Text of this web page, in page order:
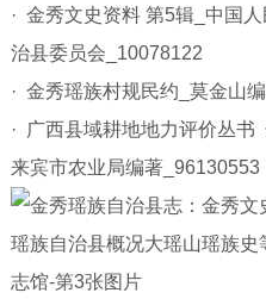
· 金秀文史资料 第5辑_中国
治县委员会_10078122
· 金秀瑶族村规民约_莫金山
· 广西县域耕地地力评价丛书
来宾市农业局编著_96130553